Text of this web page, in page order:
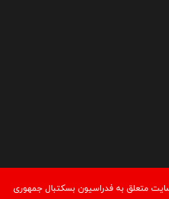
متعلق به فدراسیون بسکتبال جمهوری